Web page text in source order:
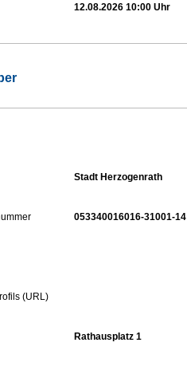
12.08.2026 10:00 Uhr
Stadt Herzogenrath
053340016016-31001-14
(URL)
Rathausplatz 1